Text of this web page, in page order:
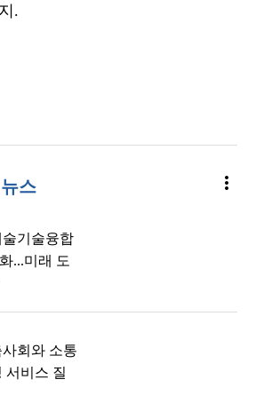
.
스 more_vert
기술융합
...미래 도
회와 소통
서비스 질